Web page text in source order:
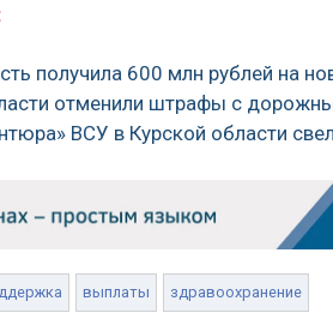
получила 600 млн рублей на
отменили штрафы с
ВСУ в Курской области
выплаты здравоохранение